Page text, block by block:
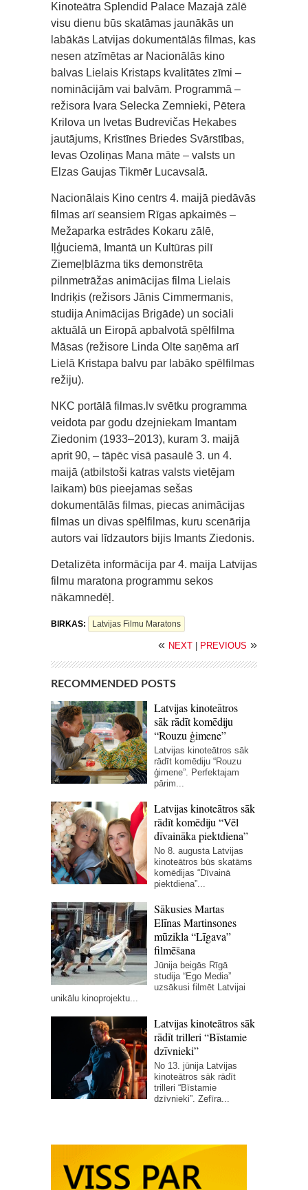
Kinoteātra Splendid Palace Mazajā zālē
visu dienu būs skatāmas jaunākās un
labākās Latvijas dokumentālās filmas, kas
nesen atzīmētas ar Nacionālās kino
balvas Lielais Kristaps kvalitātes zīmi –
nominācijām vai balvām. Programmā –
režisora Ivara Selecka Zemnieki, Pētera
Krilova un Ivetas Budrevičas Hekabes
jautājums, Kristīnes Briedes Svārstības,
Ievas Ozoliņas Mana māte – valsts un
Elzas Gaujas Tikmēr Lucavsalā.
Nacionālais Kino centrs 4. maijā piedāvās
filmas arī seansiem Rīgas apkaimēs –
Mežaparka estrādes Kokaru zālē,
Iļģuciemā, Imantā un Kultūras pilī
Ziemeļblāzma tiks demonstrēta
pilnmetrāžas animācijas filma Lielais
Indriķis (režisors Jānis Cimmermanis,
studija Animācijas Brigāde) un sociāli
aktuālā un Eiropā apbalvotā spēlfilma
Māsas (režisore Linda Olte saņēma arī
Lielā Kristapa balvu par labāko spēlfilmas
režiju).
NKC portālā filmas.lv svētku programma
veidota par godu dzejniekam Imantam
Ziedonim (1933–2013), kuram 3. maijā
aprit 90, – tāpēc visā pasaulē 3. un 4.
maijā (atbilstoši katras valsts vietējam
laikam) būs pieejamas sešas
dokumentālās filmas, piecas animācijas
filmas un divas spēlfilmas, kuru scenārija
autors vai līdzautors bijis Imants Ziedonis.
Detalizēta informācija par 4. maija Latvijas
filmu maratona programmu sekos
nākamnedēļ.
BIRKAS: Latvijas Filmu Maratons
« NEXT PREVIOUS »
RECOMMENDED POSTS
Latvijas kinoteātros
sāk rādīt komēdiju
“Rouzu ģimene”
Latvijas kinoteātros sāk
rādīt komēdiju “Rouzu
ģimene”. Perfektajam
pārim...
Latvijas kinoteātros sāk
rādīt komēdiju “Vēl
dīvaināka piektdiena”
No 8. augusta Latvijas
kinoteātros būs skatāms
komēdijas “Dīvainā
piektdiena”...
Sākusies Martas
Elīnas Martinsones
mūzikla “Līgava”
filmēšana
Jūnija beigās Rīgā
studija “Ego Media”
uzsākusi filmēt Latvijai
unikālu kinoprojektu...
Latvijas kinoteātros sāk
rādīt trilleri “Bīstamie
dzīvnieki”
No 13. jūnija Latvijas
kinoteātros sāk rādīt
trilleri “Bīstamie
dzīvnieki”. Zefīra...